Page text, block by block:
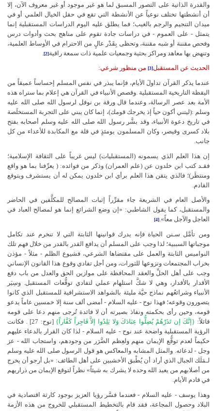
والقدرة الذاتية على التصور المسبق لما هو غير موجود أو غير معروف الآن، إلا
أن أنشطتها تختلف نوعياً عن الأنشطة التي تقع في حقل الخيال العلمي أو في
ميدان التنجيم والرجم بالغيب؛ فما يطلق عليه اليوم الدراسات المستقبلية إنما
يتمثل - على العموم - في دراسات جادة تقوم على مناهج بحث وأدوات درس
وفحص مقننة أو شبه مقننة، وتحظى بِقَدْر عالٍ من الاحترام في الأوساط العلمية،
وتنهض بها معاهد ومراكز بحثية وجمعيات علمية ذات سمعة راقية [2]
الحديث عن المستقبل [3] من منظور شرعي:
عندما يذكر القرآن تداولَ الأيام، فإنما يبذر في نفس المسلم إحساساً عميقاً من
اليقظة التاريخية المستقبلية .وقصص الأنبياء في القرآن هي إعلام بما ستراه هذه
الأمة بعد عصر الرسالة، وعندما قال ورقة بن نوفل لرسول الله صلى الله عليه
وسلم ):ليتني أكون حياً إذ يخرجك قومك)، إنما كان يبني على التجربة المستخلَصة
في تاريخ دعوة الأنبياء، وقد بشَّر رسول الله صلى الله عليه وسلم أصحابه بفتح
بلاد كسرى وقيصر، وكان المسلمون يومئذٍ في قلة مع المكابدة للأعداء من كل
جانب
إن هذا العلم الذي يسمونه (المستقبليات) ليس غريباً على الثقافة الإسلامية؛
فقـد كتب ابن خلدون عن (علم العمران) وذكر من فوائده: ( يعرِّفنا بما هو واقع
ومنتظَر)؛ فالذي يتقن هذا العلم برأي ابن خلدون يمكن له أن يستشرف ويتوقع
القادم.
والأصل العام في الشريعة جاء مقرِّراً إثبات المصالح للمكلَّفين في الحاضر
والمستقبل، كما يقول الشاطبي: «إن وضع الشرائع إنما هو لمصالح العباد في
العاجل والآجل معاً». [4]
ومن تأمَّل سـنن الحياة فإنه يدرك قوانينها الثابتة التي لا تنخرم عند تكامل
موجباتها السببية؛ لذا وجب على المسلم أن يدافع القدر بالقدر من خلال فهم تلك
النواميس الثابتة والعمل على مقتضاها الشرعي، فشيوع الظلم - مثلاً - مؤذن
بخراب المجتمعات ونزوعها للثورات، ومن أجل تفادي وقوع هذا القانون الإنساني
وجب على أهل الحلِّ والعقد المحافظة على موازين الحق والعدل من باب دفع
الأقدار بالأقدار، وهي لا شكَّ استلهام عملي لتفادي توقُّعات المستقبل. وسِيَر
الأنبياء وشرائعُهم نماذج حيَّة مليئة بالشواهد الاستشرافية للمستقبل الذي كانوا
يتصورون وقوعه؛ فهذا نوح - عليه السلام - أمضى ألف سنة إلا خمسين عاماً يدعو
قومه، وحين رأى بحكمته ونفاذ بصيرته أن لا فائدة تُرجى منهم دعا على قومه
قائلاً: {إنَّكَ إن تَذَرْهُمْ يُضِلُّوا عِبَادَكَ وَلا يَلِدُوا إلاَّ فَاجِراً كَفَّاراً} [نوح: 27]
. فكانت
الرؤية المستقبلية واضحة عند نوح - عليه السلام - لذا كان القرار بالدعاء عليهم
حكيماً لعدم توقُّع الإيمان منهم ولعِظم الضَّرَر من وجودهم، واستجاب الله - عز
وجل - لدعائه. والمثل المشابه والمعاكس هو قول الرسول صلى الله عليه وسلم
لـمَلَك الجبال الذي أراد أن يُطْبق الأخشبين على أهل الطائف: «بل أرجو أن يخرج
من أصلابهم من يعبد الله وحده لا يشرك به شيئاً» نظراً لتوقع الإيمان من ذراريهم
في قادم الأيام.
وهذا يوسف - عليه السلام - فعندما فسَّر رؤيا العزيز بوجود كارثة اقتصادية في
البلاد وحصول المجاعة، فقد قام بالتخطيط المستقبلي للخروج من هذه الأزمة